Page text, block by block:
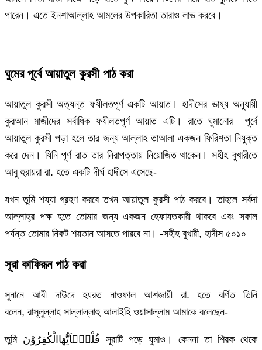
পারেন। এতে ইনশাআল্লাহ আমলের উপকারিতা তারাও লাভ করবে।
ঘুমের পূর্বে আয়াতুল কুরসী পাঠ করা
আয়াতুল কুরসী অত্যন্ত ফযীলতপূর্ণ একটি আয়াত। হাদীসের ভাষ্য অনুযায়ী
কুরআন মাজীদের সর্বাধিক ফযীলতপূর্ণ আয়াত এটি। রাতে ঘুমানোর পূর্বে
আয়াতুল কুরসী পড়া হলে তার জন্য আল্লাহ তাআলা একজন ফিরিশতা নিযুক্ত
করে দেন। যিনি পূর্ণ রাত তার নিরাপত্তায় নিয়োজিত থাকেন। সহীহ বুখারীতে
আবু হুরায়রা রা. হতে একটি দীর্ঘ হাদীসে এসেছে-
যখন তুমি শয্যা গ্রহণ করবে তখন আয়াতুল কুরসী পাঠ করবে। তাহলে সর্বদা
আল্লাহ্র পক্ষ হতে তোমার জন্য একজন হেফাযতকারী থাকবে এবং সকাল
পর্যন্ত তোমার নিকট শয়তান আসতে পারবে না। -সহীহ বুখারী, হাদীস ৫০১০
সূরা কাফিরূন পাঠ করা
সুনানে আবী দাউদে হযরত নাওফাল আশজায়ী রা. হতে বর্ণিত তিনি
বলেন, রাসূলুল্লাহ সাল্লাল্লাহু আলাইহি ওয়াসাল্লাম আমাকে বলেছেন-
তুমি قُلْیٰۤاَیُّهَاالْكٰفِرُوْنَ সূরাটি পড়ে ঘুমাও। কেননা তা শিরক থেকে